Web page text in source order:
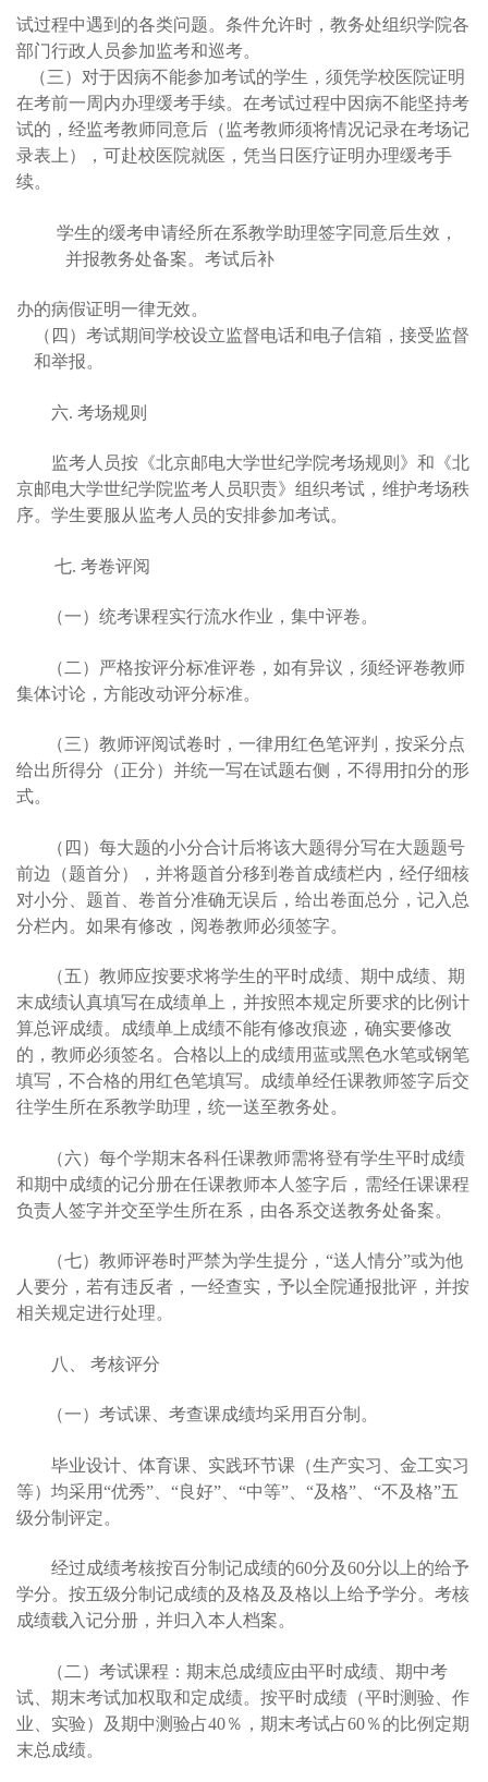
试过程中遇到的各类问题。条件允许时，教务处组织学院各
部门行政人员参加监考和巡考。
（三）对于因病不能参加考试的学生，须凭学校医院证明
在考前一周内办理缓考手续。在考试过程中因病不能坚持考
试的，经监考教师同意后（监考教师须将情况记录在考场记
录表上），可赴校医院就医，凭当日医疗证明办理缓考手
续。
学生的缓考申请经所在系教学助理签字同意后生效，
并报教务处备案。考试后补
办的病假证明一律无效。
（四）考试期间学校设立监督电话和电子信箱，接受监督
和举报。
六. 考场规则
监考人员按《北京邮电大学世纪学院考场规则》和《北
京邮电大学世纪学院监考人员职责》组织考试，维护考场秩
序。学生要服从监考人员的安排参加考试。
七. 考卷评阅
（一）统考课程实行流水作业，集中评卷。
（二）严格按评分标准评卷，如有异议，须经评卷教师
集体讨论，方能改动评分标准。
（三） 教师评阅试卷时，一律用红色笔评判，按采分点
给出所得分（正分）并统一写在试题右侧，不得用扣分的形
式。
（四） 每大题的小分合计后将该大题得分写在大题题号
前边（题首分），并将题首分移到卷首成绩栏内，经仔细核
对小分、题首、卷首分准确无误后，给出卷面总分，记入总
分栏内。如果有修改，阅卷教师必须签字。
（五） 教师应按要求将学生的平时成绩、期中成绩、期
末成绩认真填写在成绩单上，并按照本规定所要求的比例计
算总评成绩。成绩单上成绩不能有修改痕迹，确实要修改
的，教师必须签名。合格以上的成绩用蓝或黑色水笔或钢笔
填写，不合格的用红色笔填写。成绩单经任课教师签字后交
往学生所在系教学助理，统一送至教务处。
（六） 每个学期末各科任课教师需将登有学生平时成绩
和期中成绩的记分册在任课教师本人签字后，需经任课课程
负责人签字并交至学生所在系，由各系交送教务处备案。
（七）教师评卷时严禁为学生提分，“送人情分”或为他
人要分，若有违反者，一经查实，予以全院通报批评，并按
相关规定进行处理。
八、 考核评分
（一）考试课、考查课成绩均采用百分制。
毕业设计、体育课、实践环节课（生产实习、金工实习
等）均采用“优秀”、“良好”、“中等”、“及格”、“不及格”五
级分制评定。
经过成绩考核按百分制记成绩的60分及60分以上的给予
学分。按五级分制记成绩的及格及及格以上给予学分。考核
成绩载入记分册，并归入本人档案。
（二）考试课程：期末总成绩应由平时成绩、期中考
试、期末考试加权取和定成绩。按平时成绩（平时测验、作
业、实验）及期中测验占40％，期末考试占60％的比例定期
末总成绩。